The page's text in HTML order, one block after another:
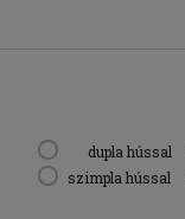
dupla hússal
szimpla hússal